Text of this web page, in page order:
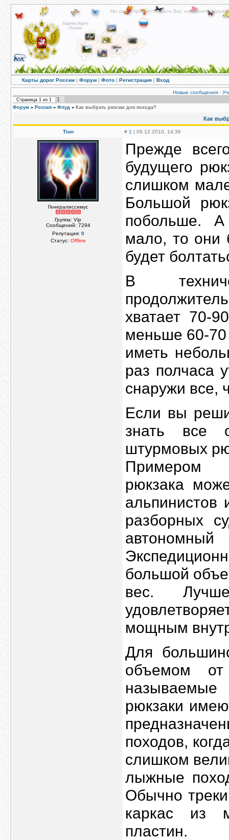
Мы рады приветствовать Вас на нашем
Карты дорог России | Форум | Фото | Регистрация | Вход
Новые сообщения·
Страница 1 из 1 1
Форум » Россия » Флуд » Как выбрать рюкзак для похода?
Как
Tion # 1 | 09.12.2010, 14:36
Генералиссимус
Группа: Vip
Сообщений: 7294
Репутация: 0
Статус: Offline
Прежде
будущего
слишком
Большой
побольше.
мало, то они
будет
В
хватает 70-
меньше 60-
иметь
раз полчаса
снаружи все,
Если вы
знать все о
штурмовых
Примером
рюкзака
альпинистов
разборных
большой
вес.
мощным
Для
объемом
рюкзаки
походов,
слишком
лыжные
Обычно
каркас из
пластин.